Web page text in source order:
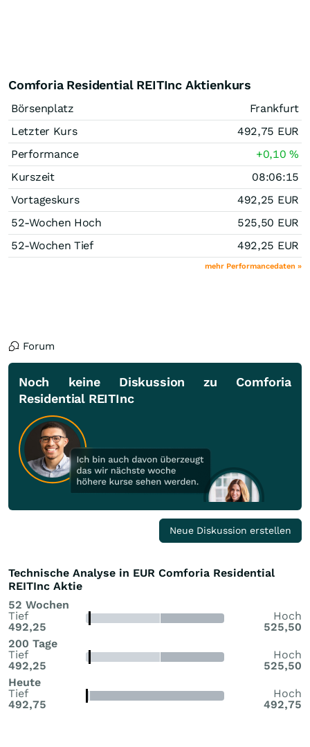
Comforia Residential REITInc Aktienkurs
Börsenplatz
Frankfurt
Letzter Kurs
492,75 EUR
Performance
+0,10%
Kurszeit
08:06:15
Vortageskurs
492,25 EUR
52-Wochen Hoch
525,50 EUR
52-Wochen Tief
492,25 EUR
mehr Performancedaten »
Forum
Noch keine Diskussion zu Comforia
Residential REITInc
Neue Diskussion erstellen
Technische Analyse in EUR Comforia Residential
REITInc Aktie
52 Wochen
Tief
492,25
Hoch
525,50
200 Tage
Tief
492,25
Hoch
525,50
Heute
Tief
492,75
Hoch
492,75